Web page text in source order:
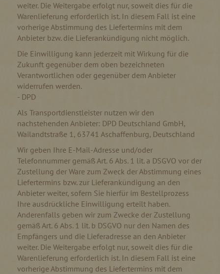
weiter. Die Weitergabe erfolgt nur, soweit dies für die
Warenlieferung erforderlich ist. In diesem Fall ist eine
vorherige Abstimmung des Liefertermins mit dem
Anbieter bzw. die Lieferankündigung nicht möglich.
Die Einwilligung kann jederzeit mit Wirkung für die
Zukunft gegenüber dem oben bezeichneten
Verantwortlichen oder gegenüber dem Anbieter
widerrufen werden.
- DPD
Als Transportdienstleister nutzen wir den
nachstehenden Anbieter: DPD Deutschland GmbH,
Wailandtstraße 1, 63741 Aschaffenburg, Deutschland
Wir geben Ihre E-Mail-Adresse und/oder
Telefonnummer gemäß Art. 6 Abs. 1 lit. a DSGVO vor der
Zustellung der Ware zum Zweck der Abstimmung eines
Liefertermins bzw. zur Lieferankündigung an den
Anbieter weiter, sofern Sie hierfür im Bestellprozess
Ihre ausdrückliche Einwilligung erteilt haben.
Anderenfalls geben wir zum Zwecke der Zustellung
gemäß Art. 6 Abs. 1 lit. b DSGVO nur den Namen des
Empfängers und die Lieferadresse an den Anbieter
weiter. Die Weitergabe erfolgt nur, soweit dies für die
Warenlieferung erforderlich ist. In diesem Fall ist eine
vorherige Abstimmung des Liefertermins mit dem